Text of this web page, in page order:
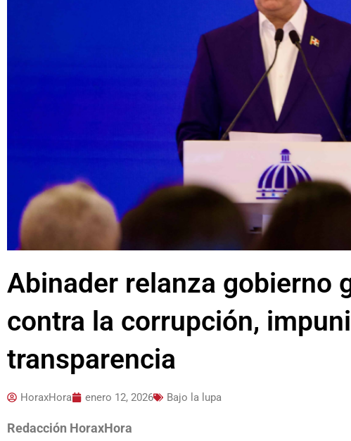
Abinader relanza gobierno
contra la corrupción,
transparencia
HoraxHora enero 12, 2026 Bajo la lupa
Redacción HoraxHora